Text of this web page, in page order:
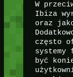
W
Ibiza
oraz
często
być